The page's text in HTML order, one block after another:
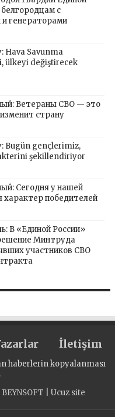
с
генераторами
Hava Savunma
ülkeyi değiştirecek
Ветераны СВО — это
страну
Bugün gençlerimiz,
şekillendiriyor
Сегодня у нашей
характер победителей
В «Единой России»
Минтруда
участников СВО
İletişim
haberlerin kopyalanması
BEYNSOFT Ucuz site